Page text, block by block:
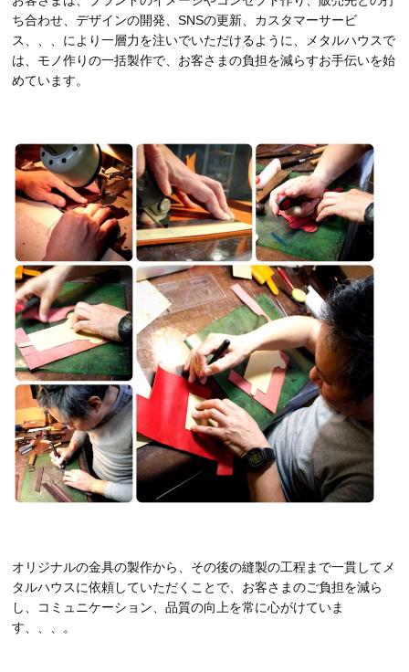
ち合わせ、デザインの開発、SNSの更新、カスタマーサービ
ス、、、により一層力を注いでいただけるように、メタルハウスで
は、モノ作りの一括製作で、お客さまの負担を減らすお手伝いを始
めています。
オリジナルの金具の製作から、その後の縫製の工程まで一貫してメ
タルハウスに依頼していただくことで、お客さまのご負担を減ら
し、コミュニケーション、品質の向上を常に心がけていま
す、、、。